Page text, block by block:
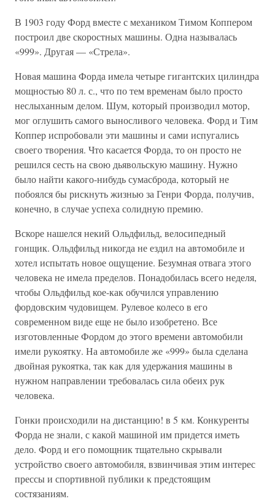
В 1903 году Форд вместе с механиком Тимом Коппером
построил две скоростных машины. Одна называлась
«999». Другая — «Стрела».
Новая машина Форда имела четыре гигантских цилиндра
мощностью 80 л. с., что по тем временам было просто
неслыханным делом. Шум, который производил мотор,
мог оглушить самого выносливого человека. Форд и Тим
Коппер испробовали эти машины и сами испугались
своего творения. Что касается Форда, то он просто не
решился сесть на свою дьявольскую машину. Нужно
было найти какого-нибудь сумасброда, который не
побоялся бы рискнуть жизнью за Генри Форда, получив,
конечно, в случае успеха солидную премию.
Вскоре нашелся некий Ольдфильд, велосипедный
гонщик. Ольдфильд никогда не ездил на автомобиле и
хотел испытать новое ощущение. Безумная отвага этого
человека не имела пределов. Понадобилась всего неделя,
чтобы Ольдфильд кое-как обучился управлению
фордовским чудовищем. Рулевое колесо в его
современном виде еще не было изобретено. Все
изготовленные Фордом до этого времени автомобили
имели рукоятку. На автомобиле же «999» была сделана
двойная рукоятка, так как для удержания машины в
нужном направлении требовалась сила обеих рук
человека.
Гонки происходили на дистанцию! в 5 км. Конкуренты
Форда не знали, с какой машиной им придется иметь
дело. Форд и его помощник тщательно скрывали
устройство своего автомобиля, взвинчивая этим интерес
прессы и спортивной публики к предстоящим
состязаниям.